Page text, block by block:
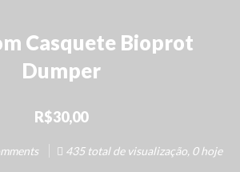
Casquete Bioprot
Dumper
R$30,00
435 total de visualização, 0 hoje